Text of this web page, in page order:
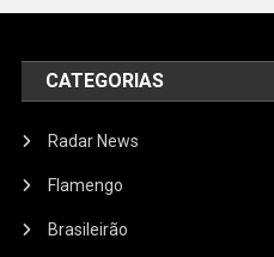
CATEGORIAS
Radar News
Flamengo
Brasileirão